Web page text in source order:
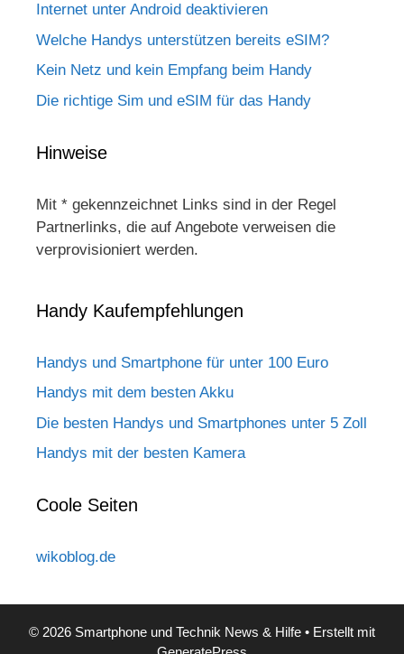
Internet unter Android deaktivieren
Welche Handys unterstützen bereits eSIM?
Kein Netz und kein Empfang beim Handy
Die richtige Sim und eSIM für das Handy
Hinweise
Mit * gekennzeichnet Links sind in der Regel
Partnerlinks, die auf Angebote verweisen die
verprovisioniert werden.
Handy Kaufempfehlungen
Handys und Smartphone für unter 100 Euro
Handys mit dem besten Akku
Die besten Handys und Smartphones unter 5 Zoll
Handys mit der besten Kamera
Coole Seiten
wikoblog.de
© 2026 Smartphone und Technik News & Hilfe • Erstellt mit